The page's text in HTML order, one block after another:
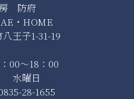
防府
・HOME
王子1-31-19
00～18：00
水曜日
28-1655